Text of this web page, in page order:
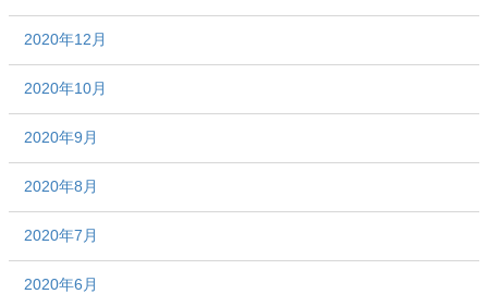
2020年12月
2020年10月
2020年9月
2020年8月
2020年7月
2020年6月